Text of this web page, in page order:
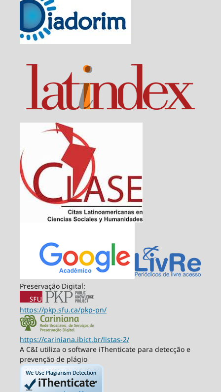
Preservação Digital:
https://pkp.sfu.ca/pkp-pn/
https://cariniana.ibict.br/listas-2/
A C&I utiliza o software iThenticate para detecção e
prevenção de plágio